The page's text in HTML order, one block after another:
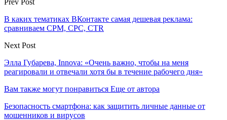
В каких тематиках ВКонтакте самая дешевая реклама:
сравниваем CPM, CPC, CTR
Next Post
Элла Губарева, Innova: «Очень важно, чтобы на меня
реагировали и отвечали хотя бы в течение рабочего дня»
Вам также могут понравиться Еще от автора
Безопасность смартфона: как защитить личные данные от
мошенников и вирусов